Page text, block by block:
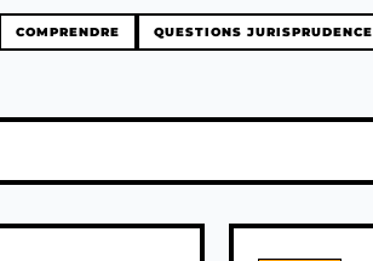
COMPRENDRE QUESTIONS JURISPRUDENCE